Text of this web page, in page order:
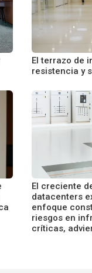
El terrazo de
resistencia y
El creciente
datacenters
enfoque
riesgos en
críticas,